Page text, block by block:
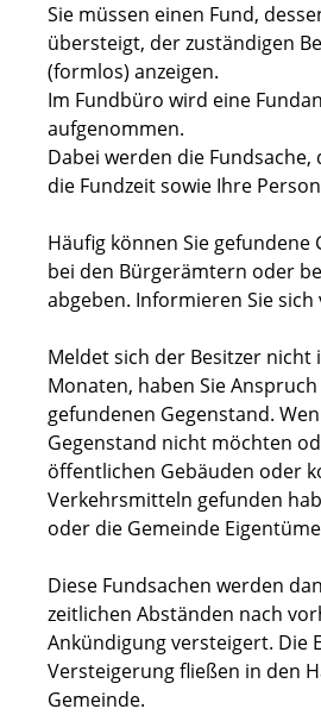
Sie müssen einen Fund,
übersteigt, der zuständigen
(formlos) anzeigen.
Im Fundbüro wird eine
aufgenommen.
Dabei werden die
die Fundzeit sowie Ihre
Häufig können Sie gefundene
bei den Bürgerämtern oder
abgeben. Informieren Sie sich
Meldet sich der Besitzer nicht
Monaten, haben Sie
gefundenen Gegenstand.
Gegenstand nicht möchten
öffentlichen Gebäuden oder
Verkehrsmitteln gefunden
oder die Gemeinde
Diese Fundsachen werden
zeitlichen Abständen nach
Ankündigung versteigert. Die
Versteigerung fließen in den
Gemeinde.